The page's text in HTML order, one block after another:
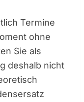
Termine
ohne
Sie als
deshalb nicht